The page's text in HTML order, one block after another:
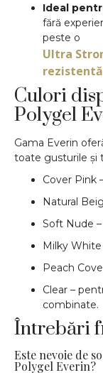
Ideal
fără
peste o
Ultra
rezistentă
Culori
Polygel
Gama Everin
toate gusturile și
Cover Pink
Natural
Soft Nude
Milky
Peach
Clear –
combinate.
Întrebări
Este nevoie de
Polygel Everin?